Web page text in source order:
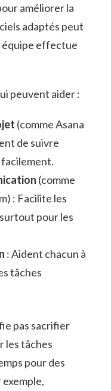
améliorer la
adaptés peut
effectue
peuvent aider :
(comme Asana
de suivre
facilement.
(comme
: Facilite les
pour les
: Aident chacun à
tâches
pas sacrifier
les tâches
pour des